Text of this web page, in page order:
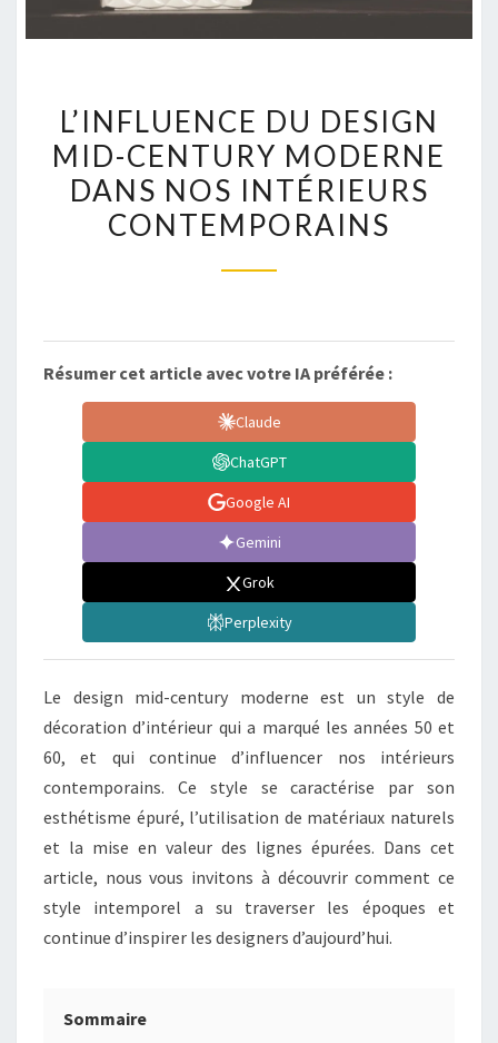
DU
DESIGN
MID-
CENTURY
DANS
INTÉRIEURS
CONTEMPORAINS
L’INFLUENCE DU DESIGN
MID-CENTURY MODERNE
DANS NOS INTÉRIEURS
CONTEMPORAINS
Résumer cet article avec votre IA préférée :
Claude
ChatGPT
Google AI
Gemini
Grok
Perplexity
Le design mid-century moderne est un style de
décoration d’intérieur qui a marqué les années 50 et
60, et qui continue d’influencer nos intérieurs
contemporains. Ce style se caractérise par son
esthétisme épuré, l’utilisation de matériaux naturels
et la mise en valeur des lignes épurées. Dans cet
article, nous vous invitons à découvrir comment ce
style intemporel a su traverser les époques et
continue d’inspirer les designers d’aujourd’hui.
Sommaire